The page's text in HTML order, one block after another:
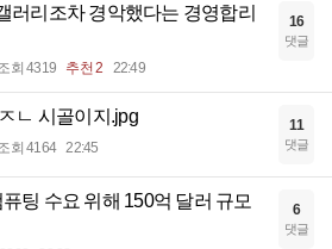
러리조차 경악했다는 경영합리
회 4319 추천 2 22:49
16
댓글
ㄴ 시골이지.jpg
회 4164 22:45
11
댓글
퓨팅 수요 위해 150억 달러 규모
6
댓글